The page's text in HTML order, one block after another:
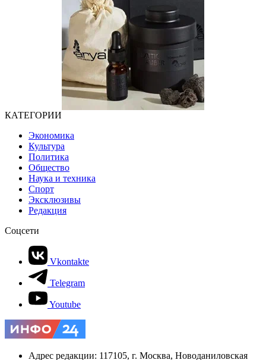
КАТЕГОРИИ
Экономика
Культура
Политика
Общество
Наука и техника
Спорт
Эксклюзивы
Редакция
Соцсети
Vkontakte
Telegram
Youtube
Адрес редакции: 117105, г. Москва, Новоданиловская